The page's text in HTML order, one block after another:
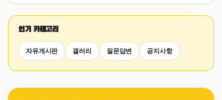
인기 카테고리
자유게시판 갤러리 질문답변 공지사항